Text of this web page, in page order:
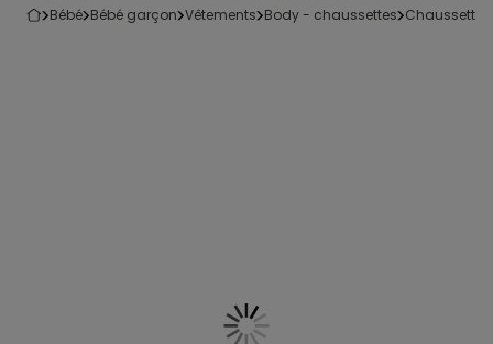
bébé bébé garçon vêtements body - chaussettes chaussettes